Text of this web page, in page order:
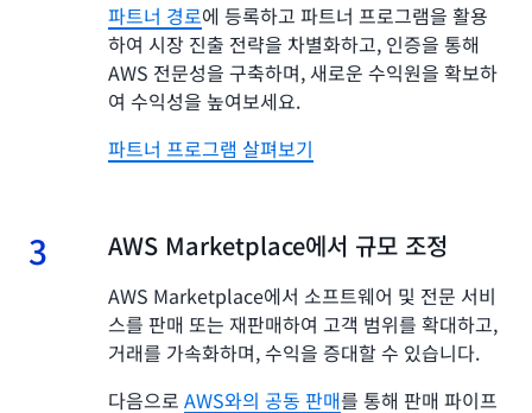
파트너 경로에 등록하고 파트너 프로그램을 활용
하여 시장 진출 전략을 차별화하고, 인증을 통해
AWS 전문성을 구축하며, 새로운 수익원을 확보하
여 수익성을 높여보세요.
파트너 프로그램 살펴보기
3 3.
AWS Marketplace에서 규모 조정
AWS Marketplace에서 소프트웨어 및 전문 서비
스를 판매 또는 재판매하여 고객 범위를 확대하고,
거래를 가속화하며, 수익을 증대할 수 있습니다.
다음으로 AWS와의 공동 판매를 통해 판매 파이프